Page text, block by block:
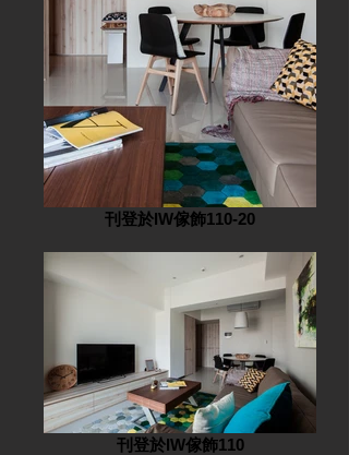
刊登於IW傢飾110-20
刊登於IW傢飾110